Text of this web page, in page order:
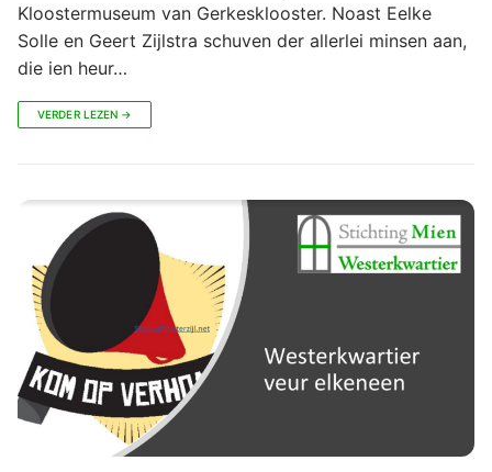
Kloostermuseum van Gerkesklooster. Noast Eelke
Solle en Geert Zijlstra schuven der allerlei minsen aan,
die ien heur…
VERDER LEZEN →